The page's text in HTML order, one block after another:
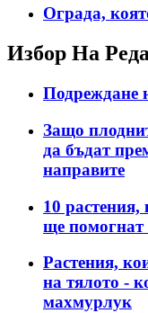
Ограда,
Избор На
Подреждане
Защо
да бъдат
направите
10
ще помогнат
Растения,
на тялото -
махмурлук